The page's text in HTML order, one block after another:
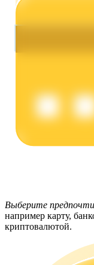
Получайте
Стейкинг
Высокая
Выберите
например карту,
криптовалютой.